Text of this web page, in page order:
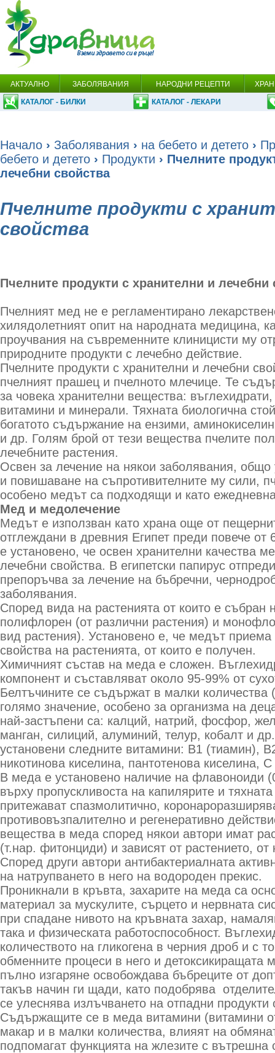
АКТУАЛНО ЗАБОЛЯВАНИЯ НАРОДНИ РЕЦЕПТИ
КАТАЛОГ - БИЛКИ КАТАЛОГ - ЛЕКАРИ
Начало › Заболявания › на бебето и детето ›
бебето и детето › Продукти › Пчелните
лечебни свойства
Пчелните продукти с
свойства
Пчелните продукти с хранителни и лечебни
Пчелният мед не е регламентирано
хилядолетният опит на народната медицина,
проучвания на съвременните клиницисти му
природните продукти с лечебно действие.
Пчелните продукти с хранителни и лечебни
пчелният прашец и пчелното млечице. Те
за човека хранителни вещества:
витамини и минерали. Тяхната биологична
богатото съдържание на ензими,
и др. Голям брой от тези вещества пчелите
лечебните растения.
Освен за лечение на някои заболявания, общо
и повишаване на съпротивителните му сили,
особено медът са подходящи и като
Мед и медолечение
Медът е използван като храна още от
отглеждани в древния Египет преди повече
е установено, че освен хранителни качества
лечебни свойства. В египетски папирус
препоръчва за лечение на бъбречни,
заболявания.
Според вида на растенията от които е събран
полифлорен (от различни растения) и
вид растения). Установено е, че медът приема
свойства на растенията, от които е получен.
Химичният състав на меда е сложен.
компонент и съставляват около 95-99% от
Белтъчините се съдържат в малки количества
голямо значение, особено за организма на
най-застъпени са: калций, натрий, фосфор,
манган, силиций, алуминий, телур, кобалт и
установени следните витамини: В1 (тиамин),
никотинова киселина, пантотенова киселина,
В меда е установено наличие на флавоноиди
върху пропускливоста на капилярите и
притежават спазмолитично,
противовъзпалително и регенеративно
вещества в меда според някои автори имат
(т.нар. фитонциди) и зависят от растението,
Според други автори антибактериалната
на натрупването в него на водороден прекис.
Проникнали в кръвта, захарите на меда са
материал за мускулите, сърцето и нервната
при спадане нивото на кръвната захар,
така и физическата работоспособност.
количеството на гликогена в черния дроб и с
обменните процеси в него и детоксикиращата
пълно изгаряне освобождава бъбреците от
такъв начин ги щади, като подобрява
се улеснява излъчването на отпадни продукти
Съдържащите се в меда витамини (витамини
макар и в малки количества, влияят на
подпомагат функцията на жлезите с вътрешна